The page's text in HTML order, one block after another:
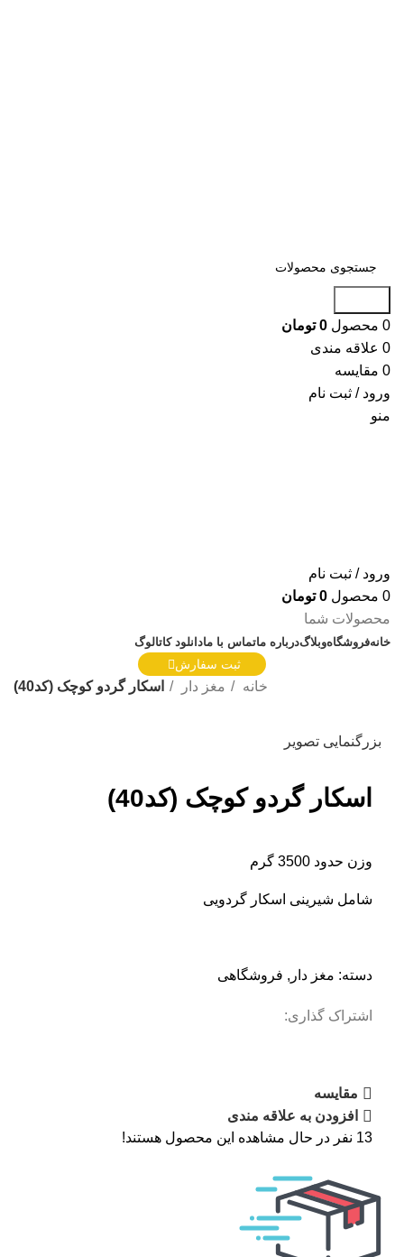
0 محصول 0 تومان
0 علاقه مندی
0 مقایسه
ورود / ثبت نام
منو
ورود / ثبت نام
0 محصول 0 تومان
محصولات شما
خانهفروشگاهوبلاگدرباره ماتماس با مادانلود کاتالوگ
ثبت سفارش
خانه مغز دار اسکار گردو کوچک (کد40)
بزرگنمایی تصویر
اسکار گردو کوچک (کد40)
وزن حدود 3500 گرم
شامل شیرینی اسکار گردویی
دسته: مغز دار , فروشگاهی
اشتراک گذاری:
مقایسه
افزودن به علاقه مندی
13 نفر در حال مشاهده این محصول هستند!